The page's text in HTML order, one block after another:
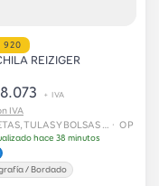
920
REIZIGER
+ IVA
IVA
· OP
hace 38 minutos
/ Bordado